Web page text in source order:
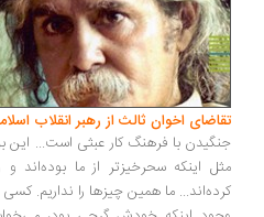
اخوان ثالث از رهبر انقلاب اسلامی
با فرهنگ کار عبثی است... این برادران
اینکه سحرخیزتر از ما بوده‌اند و
ما همین چیزها را نداریم. کسی نداریم